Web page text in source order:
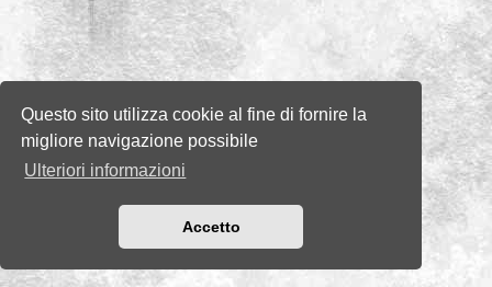
Questo sito utilizza cookie al fine di fornire la
migliore navigazione possibile
Ulteriori informazioni
Accetto